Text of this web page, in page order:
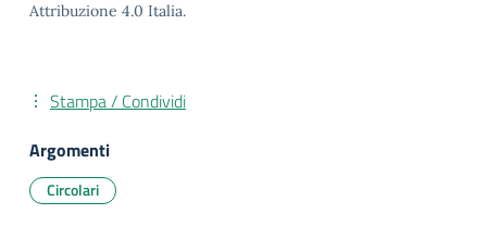
Attribuzione 4.0 Italia.
Stampa / Condividi
Argomenti
Circolari